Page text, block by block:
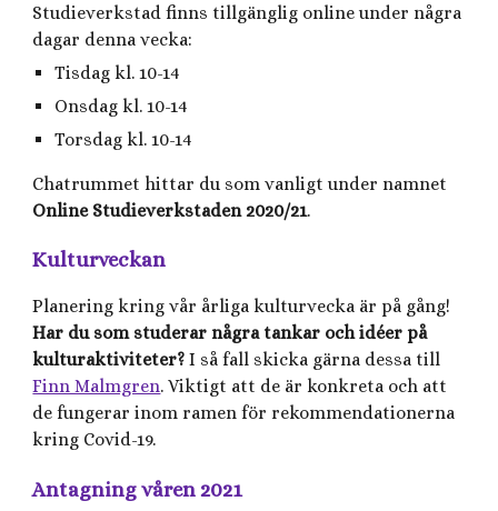
Studieverkstad finns tillgänglig online under några
dagar denna vecka:
Tisdag kl. 10-14
Onsdag kl. 10-14
Torsdag kl. 10-14
Chatrummet hittar du som vanligt under namnet
Online Studieverkstaden 2020/21.
Kulturveckan
Planering kring vår årliga kulturvecka är på gång!
Har du som studerar några tankar och idéer på
kulturaktiviteter? I så fall skicka gärna dessa till
Finn Malmgren. Viktigt att de är konkreta och att
de fungerar inom ramen för rekommendationerna
kring Covid-19.
Antagning våren 2021